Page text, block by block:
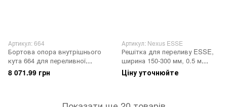
Артикул: 664
Бортова опора внутрішнього
кута 664 для переливної
плитки, Rosa Gres, шт
8 071.99 грн
Артикул: Nexus ESSE
Решітка для переливу ESSE,
ширина 150-300 мм, 0.5 м
(Nexus)
Ціну уточнюйте